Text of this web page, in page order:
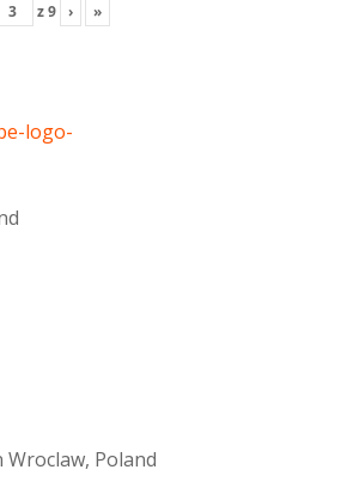
z9 › »
Poland